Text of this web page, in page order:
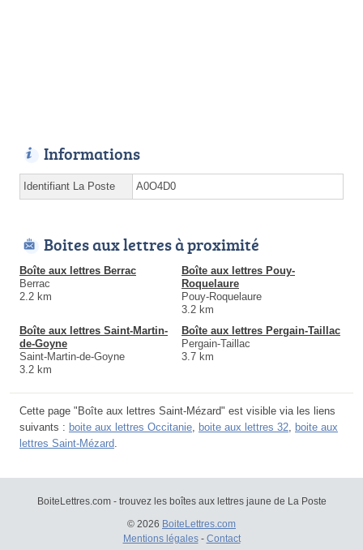
Informations
Identifiant La Poste A0O4D0
Boites aux lettres à proximité
Boîte aux lettres Berrac
Berrac
2.2 km
Boîte aux lettres Pouy-
Roquelaure
Pouy-Roquelaure
3.2 km
Boîte aux lettres Saint-Martin-
de-Goyne
Saint-Martin-de-Goyne
3.2 km
Boîte aux lettres Pergain-Taillac
Pergain-Taillac
3.7 km
Cette page "Boîte aux lettres Saint-Mézard" est visible via les liens
suivants : boite aux lettres Occitanie boite aux lettres 32 boite aux
lettres Saint-Mézard
BoiteLettres.com - trouvez les boîtes aux lettres jaune de La Poste
© 2026 BoiteLettres.com
Mentions légales- Contact